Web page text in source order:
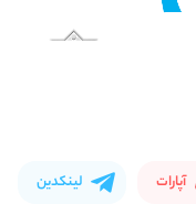
آپارات لینکدین